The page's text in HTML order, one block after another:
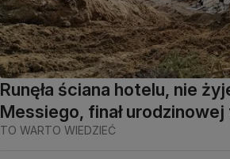
Runęła ściana hotelu, nie
Messiego, finał
TO WARTO WIEDZIEĆ